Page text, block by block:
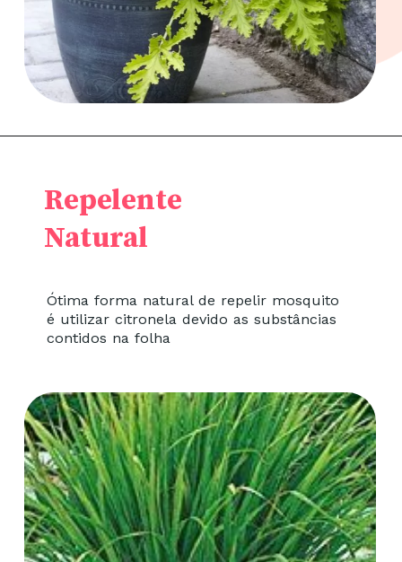
Ótima forma natural de repelir mosquito
é utilizar citronela devido as substâncias
contidos na folha
Repelente
Natural